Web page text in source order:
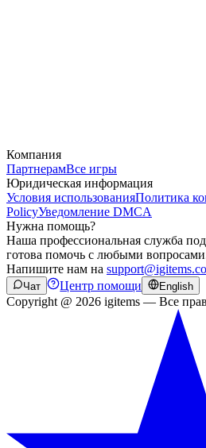
Компания
ПартнерамВсе игры
Юридическая информация
Условия использованияПолитика
PolicyУведомление DMCA
Нужна помощь?
Наша профессиональная служба
готова помочь с любыми
Напишите нам на
Чат Центр помощи English
Copyright @ 2026 igitems — Все